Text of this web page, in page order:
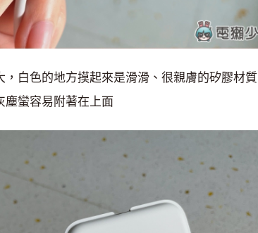
白色的地方摸起來是滑滑、很親膚的矽膠材
塵蠻容易附著在上面